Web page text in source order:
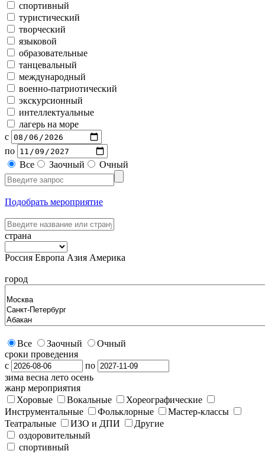
спортивный
туристический
творческий
языковой
образовательные
танцевальный
международный
военно-патриотический
экскурсионный
интеллектуальные
лагерь на море
с
по
Все
Заочный Очный
Подобрать мероприятие
страна
Россия Европа Азия Америка
город
Все Заочный
Очный
сроки проведения
с
по
зима весна лето осень
жанр мероприятия
Хоровые
Вокальные
Хореографические
Инструментальные
Фольклорные
Мастер-классы
Театральные
ИЗО и ДПИ
Другие
оздоровительный
спортивный